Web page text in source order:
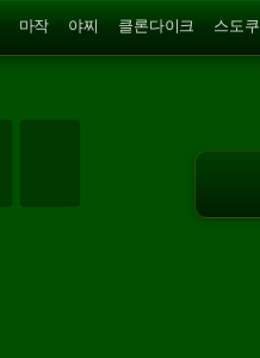
마작 야찌 클론다이크 스도쿠